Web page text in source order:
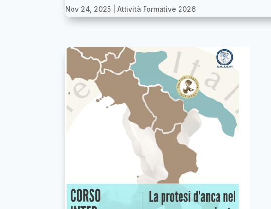
Nov 24, 2025 |Attività Formative 2026